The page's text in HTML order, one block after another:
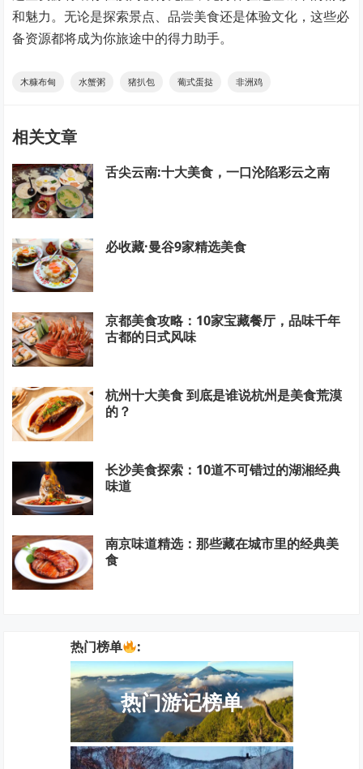
和魅力。无论是探索景点、品尝美食还是体验文化，这些必
备资源都将成为你旅途中的得力助手。
木糠布甸 水蟹粥 猪扒包 葡式蛋挞 非洲鸡
相关文章
舌尖云南:十大美食，一口沦陷彩云之南
必收藏·曼谷9家精选美食
京都美食攻略：10家宝藏餐厅，品味千年
古都的日式风味
杭州十大美食 到底是谁说杭州是美食荒漠
的？
长沙美食探索：10道不可错过的湖湘经典
味道
南京味道精选：那些藏在城市里的经典美
食
热门榜单 :
热门游记榜单